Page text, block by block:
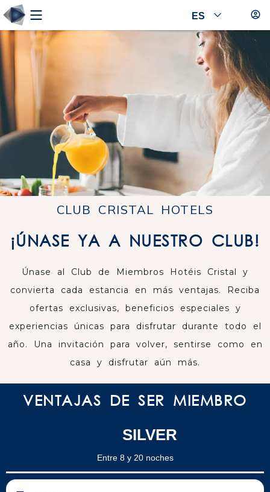
ES
CLUB CRISTAL HOTELS
¡ÚNASE YA A NUESTRO CLUB!
Únase al Club de Miembros Hotéis Cristal y
convierta cada estancia en más ventajas. Reciba
ofertas exclusivas, beneficios especiales y
experiencias únicas para disfrutar durante todo el
año. Una invitación para volver, sentirse como en
casa y disfrutar aún más.
VENTAJAS DE SER MIEMBRO
SILVER
Entre 8 y 20 noches